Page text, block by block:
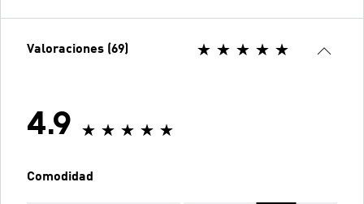
Valoraciones (69)
4.9
Comodidad